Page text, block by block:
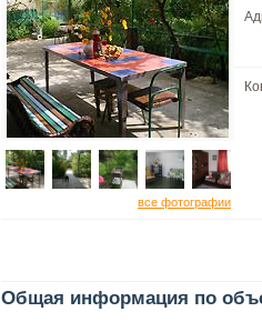
все фотографии
Общая информация по